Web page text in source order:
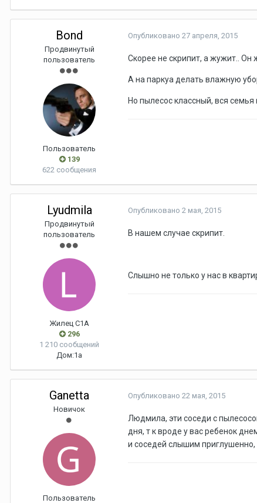
Bond
Продвинутый
пользователь
Пользователь
139
622 сообщения
Опубликовано 27 апреля, 2015
Скорее не скрипит, а жужит.. Он
А на паркуа делать влажную
Но пылесос классный, вся семья
Lyudmila
Продвинутый
пользователь
Жилец С1А
296
1 210 сообщений
Дом:1а
Опубликовано 2 мая, 2015
В нашем случае скрипит.
Слышно не только у нас в
Ganetta
Новичок
Пользователь
Опубликовано 22 мая, 2015
Людмила, эти соседи с
дня, т к вроде у вас ребенок
и соседей слышим приглушенно,